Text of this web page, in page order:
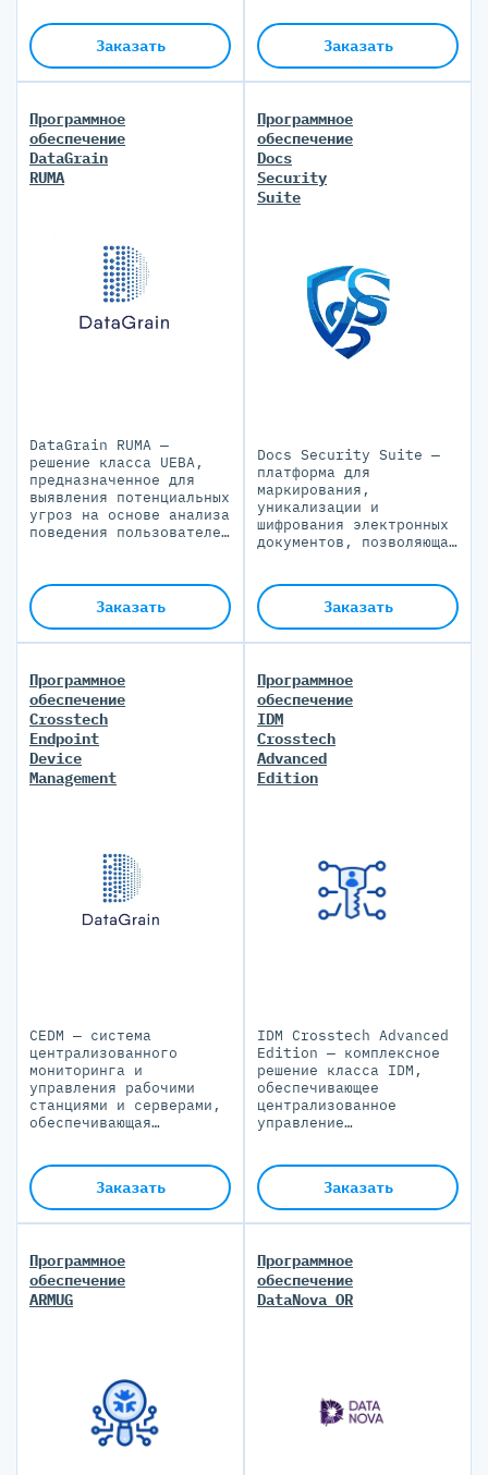
Заказать Заказать
Программное
обеспечение
DataGrain
RUMA
DataGrain RUMA —
решение класса UEBA,
предназначенное для
выявления потенциальных
угроз на основе анализа
поведения пользователей
Заказать
Программное
обеспечение
Docs
Security
Suite
Docs Security Suite —
платформа для
маркирования,
уникализации и
шифрования электронных
документов, позволяющая
конфиденциальной
информацииЗаказать
Программное
обеспечение
Crosstech
Endpoint
Device
Management
CEDM — система
централизованного
мониторинга и
управления рабочими
станциями и серверами,
обеспечивающая
распределенной
гетерогенной ИТ-
инфраструктуре
Заказать
Программное
обеспечение
IDM
Crosstech
Advanced
Edition
IDM Crosstech Advanced
Edition — комплексное
решение класса IDM,
обеспечивающее
централизованное
управление
доступа в системах,
представленных в ИТ-
ландшафте компании
Заказать
Программное
обеспечение
ARMUG
Программное
обеспечение
DataNova OR